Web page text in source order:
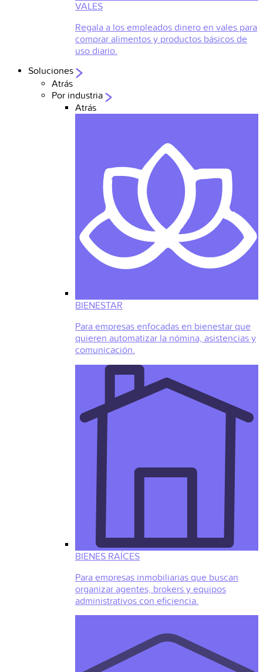
VALES
Regala a los empleados dinero en vales para
comprar alimentos y productos básicos de
uso diario.
Soluciones
Atrás
Por industria
Atrás
BIENESTAR
Para empresas enfocadas en bienestar que
quieren automatizar la nómina, asistencias y
comunicación.
BIENES RAÍCES
Para empresas inmobiliarias que buscan
organizar agentes, brokers y equipos
administrativos con eficiencia.